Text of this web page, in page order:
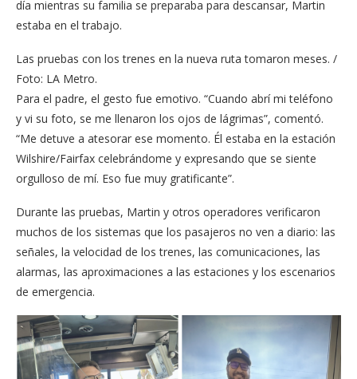
día mientras su familia se preparaba para descansar, Martin
estaba en el trabajo.
Las pruebas con los trenes en la nueva ruta tomaron meses. /
Foto: LA Metro.
Para el padre, el gesto fue emotivo. “Cuando abrí mi teléfono
y vi su foto, se me llenaron los ojos de lágrimas”, comentó.
“Me detuve a atesorar ese momento. Él estaba en la estación
Wilshire/Fairfax celebrándome y expresando que se siente
orgulloso de mí. Eso fue muy gratificante”.
Durante las pruebas, Martin y otros operadores verificaron
muchos de los sistemas que los pasajeros no ven a diario: las
señales, la velocidad de los trenes, las comunicaciones, las
alarmas, las aproximaciones a las estaciones y los escenarios
de emergencia.